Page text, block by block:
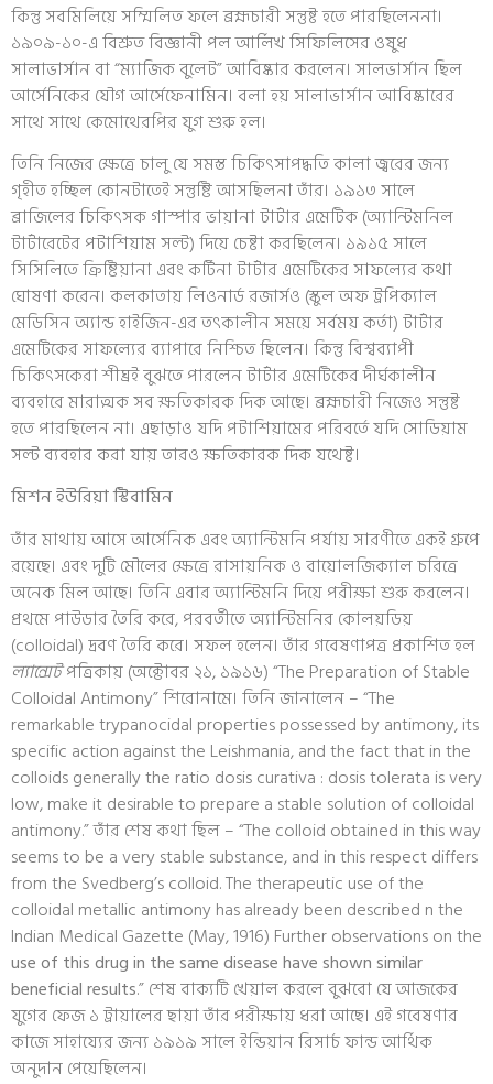
কিন্তু সবমিলিয়ে সম্মিলিত ফলে ব্রহ্মচারী সন্তুষ্ট হতে পারছিলেননা।
১৯০৯-১০-এ বিশ্রুত বিজ্ঞানী পল আর্লিখ সিফিলিসের ওষুধ
সালাভার্সান বা “ম্যাজিক বুলেট” আবিষ্কার করলেন। সালভার্সান ছিল
আর্সেনিকের যৌগ আর্সেফেনামিন। বলা হয় সালাভার্সান আবিষ্কারের
সাথে সাথে কেমোথেরপির যুগ শুরু হল।
তিনি নিজের ক্ষেত্রে চালু যে সমস্ত চিকিৎসাপদ্ধতি কালা জ্বরের জন্য
গৃহীত হচ্ছিল কোনটাতেই সন্তুষ্টি আসছিলনা তাঁর। ১৯১৩ সালে
ব্রাজিলের চিকিৎসক গাস্পার ভায়ানা টার্টার এমেটিক (অ্যান্টিমনিল
টার্টারেটের পটাশিয়াম সল্ট) দিয়ে চেষ্টা করছিলেন। ১৯১৫ সালে
সিসিলিতে ক্রিষ্টিয়ানা এবং কর্টিনা টার্টার এমেটিকের সাফল্যের কথা
ঘোষণা করেন। কলকাতায় লিওনার্ড রজার্সও (স্কুল অফ ট্রপিক্যাল
মেডিসিন অ্যান্ড হাইজিন-এর তৎকালীন সময়ে সর্বময় কর্তা) টার্টার
এমেটিকের সাফল্যের ব্যাপারে নিশ্চিত ছিলেন। কিন্তু বিশ্বব্যাপী
চিকিৎসকেরা শীঘ্রই বুঝতে পারলেন টার্টার এমেটিকের দীর্ঘকালীন
ব্যবহারে মারাত্মক সব ক্ষতিকারক দিক আছে। ব্রহ্মচারী নিজেও সন্তুষ্ট
হতে পারছিলেন না। এছাড়াও যদি পটাশিয়ামের পরিবর্তে যদি সোডিয়াম
সল্ট ব্যবহার করা যায় তারও ক্ষতিকারক দিক যথেষ্ট।
মিশন ইউরিয়া স্টিবামিন
তাঁর মাথায় আসে আর্সেনিক এবং অ্যান্টিমনি পর্যায় সারণীতে একই গ্রুপে
রয়েছে। এবং দুটি মৌলের ক্ষেত্রে রাসায়নিক ও বায়োলজিক্যাল চরিত্রে
অনেক মিল আছে। তিনি এবার অ্যান্টিমনি দিয়ে পরীক্ষা শুরু করলেন।
প্রথমে পাউডার তৈরি করে, পরবর্তীতে অ্যান্টিমনির কোলয়ডিয়
(colloidal) দ্রবণ তৈরি করে। সফল হলেন। তাঁর গবেষণাপত্র প্রকাশিত হল
ল্যান্সেটপত্রিকায় (অক্টোবর ২১, ১৯১৬) “The Preparation of Stable
Colloidal Antimony” শিরোনামে। তিনি জানালেন – “The
remarkable trypanocidal properties possessed by antimony, its
specific action against the Leishmania, and the fact that in the
colloids generally the ratio dosis curativa : dosis tolerata is very
low, make it desirable to prepare a stable solution of colloidal
antimony.” তাঁর শেষ কথা ছিল – “The colloid obtained in this way
seems to be a very stable substance, and in this respect differs
from the Svedberg’s colloid. The therapeutic use of the
colloidal metallic antimony has already been described n the
Indian Medical Gazette (May, 1916) Further observations on the
use of this drug in the same disease have shown similar
beneficial results.” শেষ বাক্যটি খেয়াল করলে বুঝবো যে আজকের
যুগের ফেজ ১ ট্রায়ালের ছায়া তাঁর পরীক্ষায় ধরা আছে। এই গবেষণার
কাজে সাহায্যের জন্য ১৯১৯ সালে ইন্ডিয়ান রিসার্চ ফান্ড আর্থিক
অনুদান পেয়েছিলেন।